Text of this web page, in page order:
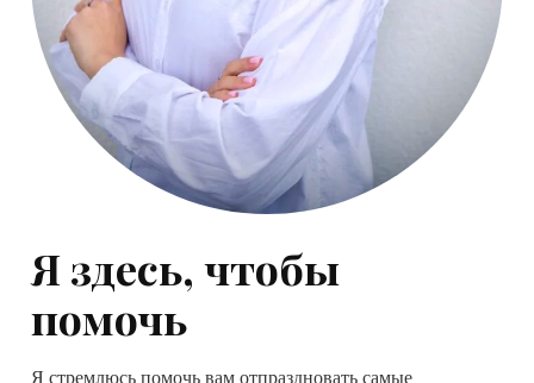
Я здесь, чтобы
помочь
Я стремлюсь помочь вам отпраздновать самые